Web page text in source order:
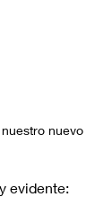
nuevo
evidente: